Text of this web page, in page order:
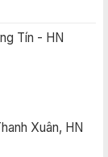
Tín - HN
Xuân, HN